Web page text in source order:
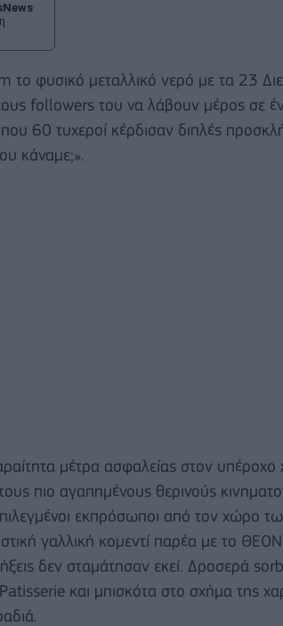
το φυσικό μεταλλικό νερό με τα 23
followers του να λάβουν μέρος σε
60 τυχεροί κέρδισαν διπλές
κάναμε;».
μέτρα ασφαλείας στον
πιο αγαπημένους θερινούς
εκπρόσωποι από τον χώρο
γαλλική κομεντί παρέα με το
δεν σταμάτησαν εκεί. Δροσερά
και μπισκότα στο σχήμα της